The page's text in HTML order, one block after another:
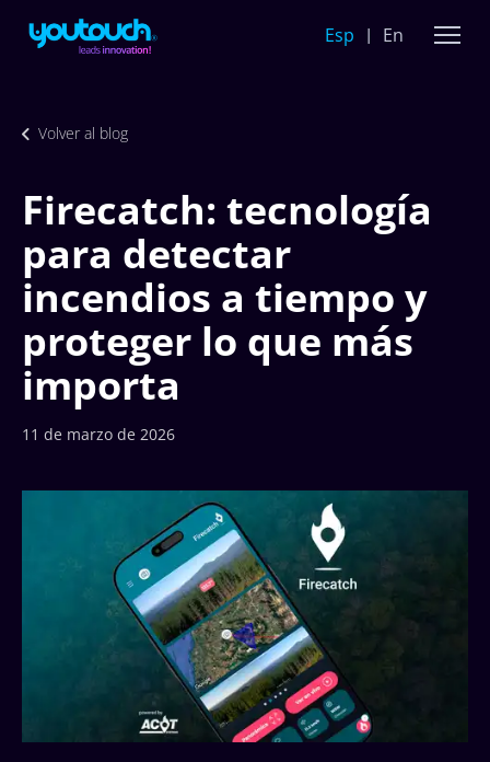
Esp En
Volver al blog
Firecatch: tecnología
para detectar
incendios a tiempo y
proteger lo que más
importa
11 de marzo de 2026